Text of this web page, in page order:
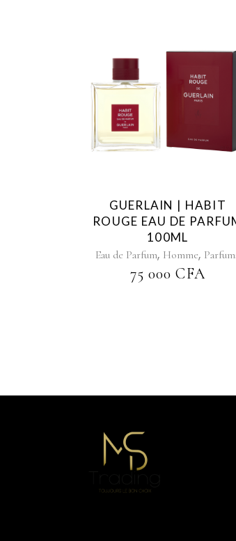
GUERLAIN | HABIT
ROUGE EAU DE
100ML
Eau de Parfum, Homme,
75 000CFA